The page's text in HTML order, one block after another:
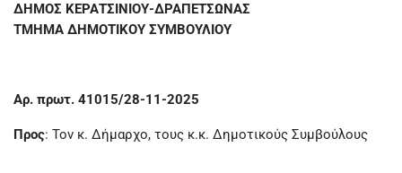
ΔΗΜΟΣ ΚΕΡΑΤΣΙΝΙΟΥ-ΔΡΑΠΕΤΣΩΝΑΣ
ΤΜΗΜΑ ΔΗΜΟΤΙΚΟΥ ΣΥΜΒΟΥΛΙΟΥ
Αρ. πρωτ. 41015/28-11-2025
Προς: Τον κ. Δήμαρχο, τους κ.κ. Δημοτικούς Συμβούλους